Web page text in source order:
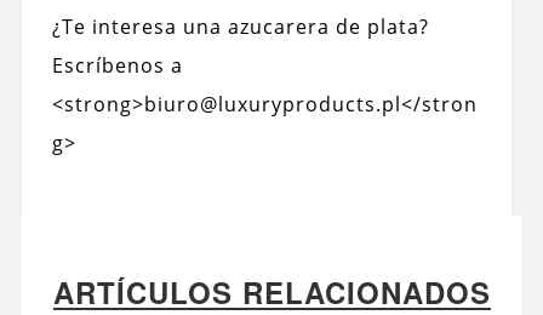
¿Te interesa una azucarera de plata?
Escríbenos a
<strong>biuro@luxuryproducts.pl</stron
g>
ARTÍCULOS RELACIONADOS